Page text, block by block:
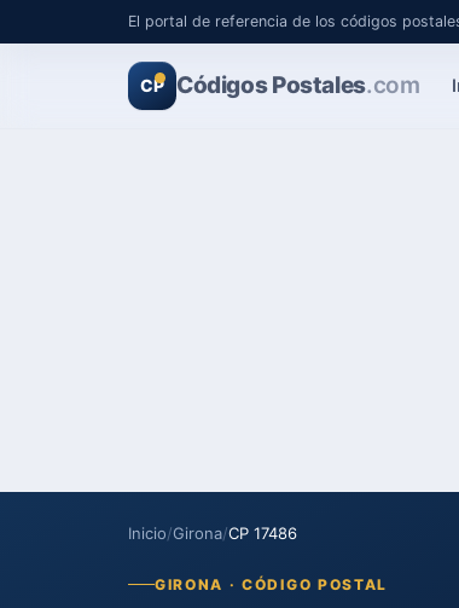
El portal de referencia de los códigos
CP Códigos Postales.com
Inicio/Girona/CP 17486
GIRONA · CÓDIGO POSTAL